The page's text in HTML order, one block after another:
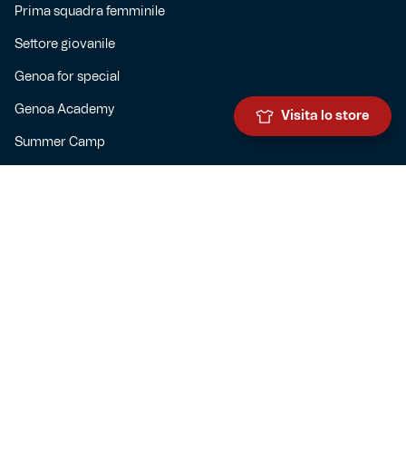
Prima squadra femminile
Settore giovanile
Genoa for special
Genoa Academy
Summer Camp
Visita lo store